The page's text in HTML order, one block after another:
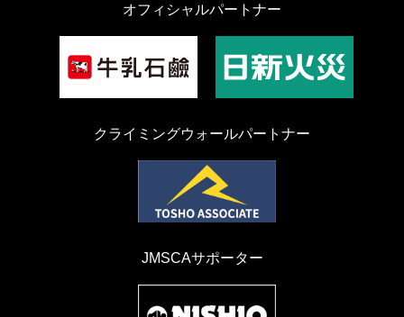
オフィシャルパートナー
クライミングウォールパートナー
JMSCAサポーター